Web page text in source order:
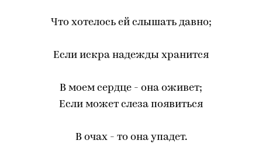
Что хотелось ей слышать давно;
Если искра надежды хранится
В моем сердце - она оживет;
Если может слеза появиться
В очах - то она упадет.